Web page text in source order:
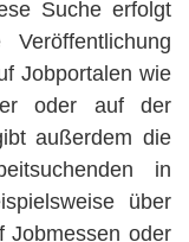
Suche erfolgt
Jobportalen wie
oder auf der
außerdem die
in
über
Jobmessen oder